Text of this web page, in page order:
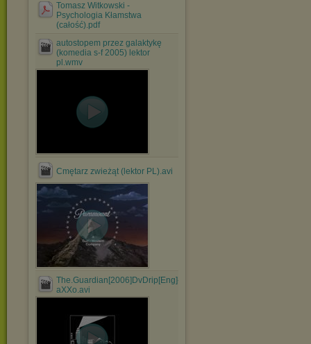
Tomasz Witkowski -
Psychologia Kłamstwa
(całość).pdf
autostopem przez galaktykę
(komedia s-f 2005) lektor
pl.wmv
Cmętarz zwieżąt (lektor PL).avi
The.Guardian[2006]DvDrip[Eng]-
aXXo.avi